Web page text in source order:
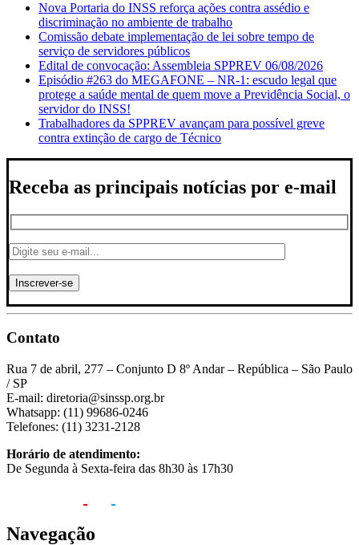
Nova Portaria do INSS reforça ações contra assédio e
discriminação no ambiente de trabalho
Comissão debate implementação de lei sobre tempo de
serviço de servidores públicos
Edital de convocação: Assembleia SPPREV 06/08/2026
Episódio #263 do MEGAFONE – NR-1: escudo legal que
protege a saúde mental de quem move a Previdência Social, o
servidor do INSS!
Trabalhadores da SPPREV avançam para possível greve
contra extinção de cargo de Técnico
Receba as principais notícias por e-mail
Contato
Rua 7 de abril, 277 – Conjunto D 8º Andar – República – São Paulo
/ SP
E-mail: diretoria@sinssp.org.br
Whatsapp: (11) 99686-0246
Telefones: (11) 3231-2128
Horário de atendimento:
De Segunda à Sexta-feira das 8h30 às 17h30
Navegação